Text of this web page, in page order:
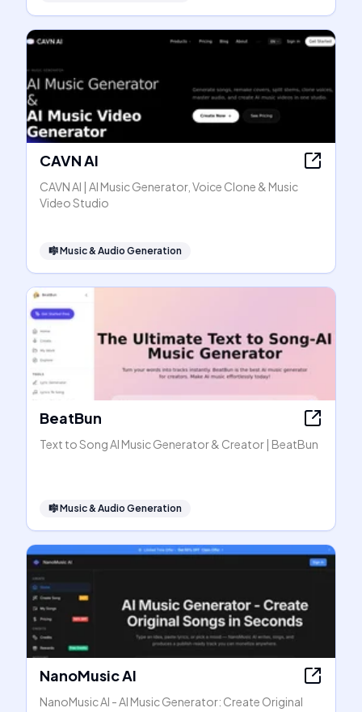
CAVN AI
CAVN AI | AI Music Generator, Voice Clone & Music
Video Studio
🎼Music & Audio Generation
BeatBun
Text to Song AI Music Generator & Creator | BeatBun
🎼Music & Audio Generation
NanoMusic AI
NanoMusic AI - AI Music Generator: Create Original